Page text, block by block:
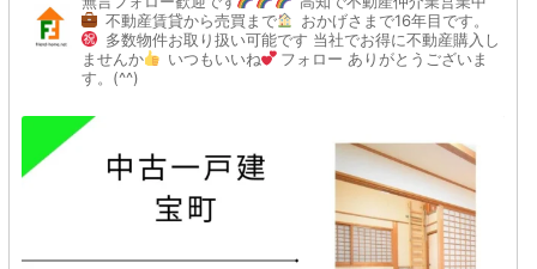
不動産賃貸から売買まで
おかげさまで16年目です。
多数物件お取り扱い可能です 当社でお得に不動産購入し
ませんか
いつもいいね フォロー ありがとうございま
す。(^^)